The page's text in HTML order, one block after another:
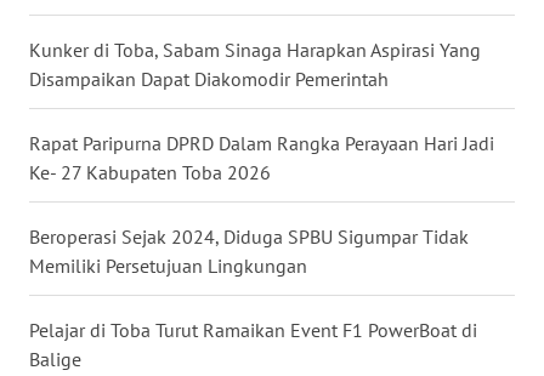
Kunker di Toba, Sabam Sinaga Harapkan Aspirasi Yang
Disampaikan Dapat Diakomodir Pemerintah
Rapat Paripurna DPRD Dalam Rangka Perayaan Hari Jadi
Ke- 27 Kabupaten Toba 2026
Beroperasi Sejak 2024, Diduga SPBU Sigumpar Tidak
Memiliki Persetujuan Lingkungan
Pelajar di Toba Turut Ramaikan Event F1 PowerBoat di
Balige
WN
WN
SIMALUNGUN
LABUHANBATU
TAPANULI
TENGAH